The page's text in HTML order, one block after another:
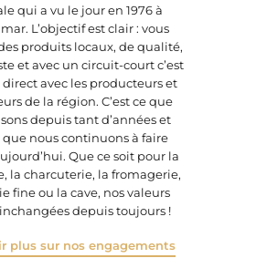
qui a vu le jour en 1976 à
L’objectif est clair : vous
produits locaux, de qualité,
et avec un circuit-court c’est
avec les producteurs et
de la région. C’est ce que
depuis tant d’années et
que nous continuons à faire
Que ce soit pour la
la charcuterie, la fromagerie,
fine ou la cave, nos valeurs
depuis toujours !
plus sur nos engagements